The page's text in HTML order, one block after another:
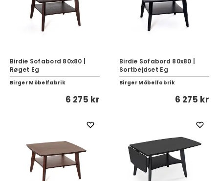
Birdie Sofabord 80x80 |
Røget Eg
Birger Möbelfabrik
6 275 kr
Birdie Sofabord 80x80 |
Sortbejdset Eg
Birger Möbelfabrik
6 275 kr